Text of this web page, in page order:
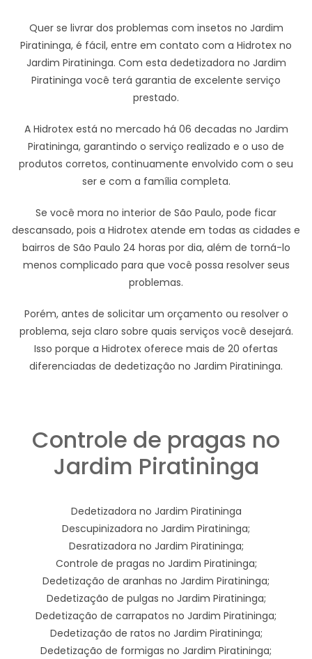
Quer se livrar dos problemas com insetos no Jardim
Piratininga, é fácil, entre em contato com a Hidrotex no
Jardim Piratininga. Com esta dedetizadora no Jardim
Piratininga você terá garantia de excelente serviço
prestado.
A Hidrotex está no mercado há 06 decadas no Jardim
Piratininga, garantindo o serviço realizado e o uso de
produtos corretos, continuamente envolvido com o seu
ser e com a família completa.
Se você mora no interior de São Paulo, pode ficar
descansado, pois a Hidrotex atende em todas as cidades e
bairros de São Paulo 24 horas por dia, além de torná-lo
menos complicado para que você possa resolver seus
problemas.
Porém, antes de solicitar um orçamento ou resolver o
problema, seja claro sobre quais serviços você desejará.
Isso porque a Hidrotex oferece mais de 20 ofertas
diferenciadas de dedetização no Jardim Piratininga.
Controle de pragas no
Jardim Piratininga
Dedetizadora no Jardim Piratininga
Descupinizadora no Jardim Piratininga;
Desratizadora no Jardim Piratininga;
Controle de pragas no Jardim Piratininga;
Dedetização de aranhas no Jardim Piratininga;
Dedetização de pulgas no Jardim Piratininga;
Dedetização de carrapatos no Jardim Piratininga;
Dedetização de ratos no Jardim Piratininga;
Dedetização de formigas no Jardim Piratininga;